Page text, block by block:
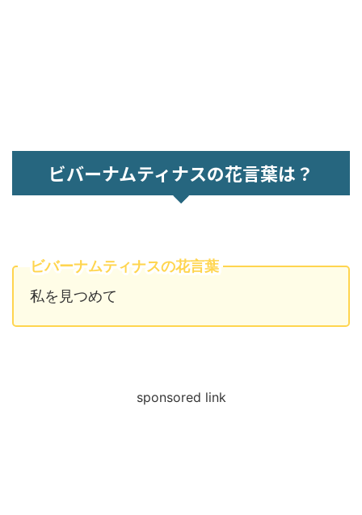
ビバーナムティナスの花言葉は？
ビバーナムティナスの花言葉
私を見つめて
sponsored link